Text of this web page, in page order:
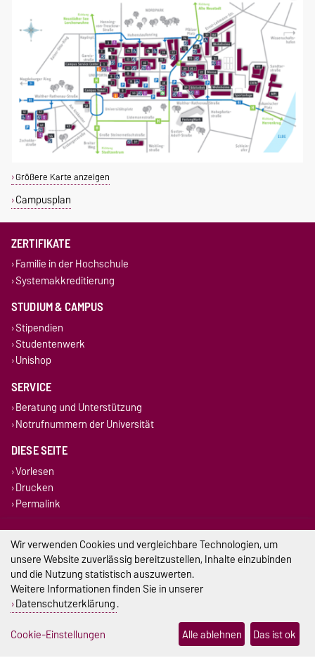
Größere Karte anzeigen
Campusplan
ZERTIFIKATE
Familie in der Hochschule
Systemakkreditierung
STUDIUM & CAMPUS
Stipendien
Studentenwerk
Unishop
SERVICE
Beratung und Unterstützung
Notrufnummern der Universität
DIESE SEITE
Vorlesen
Drucken
Permalink
Impressum
Datenschutz
Barrierefreiheit
Cookie-Einstellungen
Wir verwenden Cookies und vergleichbare Technologien, um
unsere Website zuverlässig bereitzustellen, Inhalte einzubinden
und die Nutzung statistisch auszuwerten.
Weitere Informationen finden Sie in unserer
Datenschutzerklärung.
Cookie-Einstellungen
Alle ablehnen Das ist ok